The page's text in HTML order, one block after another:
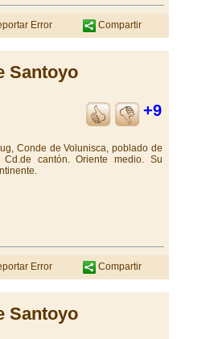
Error Compartir
Santoyo
+9
Conde de Volunisca, poblado de
cantón. Oriente medio. Su
Error Compartir
Santoyo